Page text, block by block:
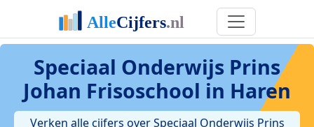
Speciaal Onderwijs Prins
Johan Frisoschool in Haren
Verken alle cijfers over Speciaal Onderwijs Prins